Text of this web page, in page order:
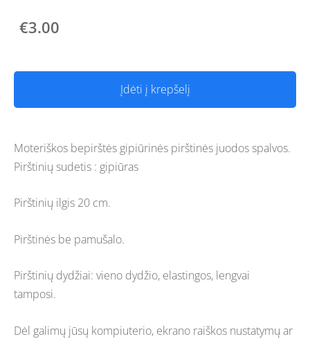
€3.00
Įdėti į krepšelį
Moteriškos bepirštės gipiūrinės pirštinės juodos spalvos.
Pirštinių sudetis : gipiūras
Pirštinių ilgis 20 cm.
Pirštinės be pamušalo.
Pirštinių dydžiai: vieno dydžio, elastingos, lengvai
tamposi.
Dėl galimų jūsų kompiuterio, ekrano raiškos nustatymų ar